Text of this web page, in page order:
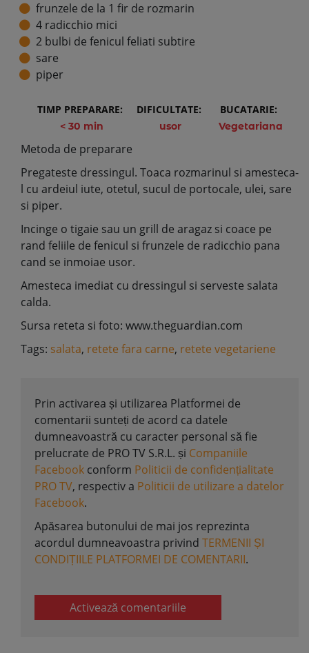
TIMP PREPARARE:
< 30 min
DIFICULTATE:
usor
BUCATARIE:
Vegetariana
Metoda de preparare
Pregateste dressingul. Toaca rozmarinul si amesteca-
l cu ardeiul iute, otetul, sucul de portocale, ulei, sare
si piper.
Incinge o tigaie sau un grill de aragaz si coace pe
rand feliile de fenicul si frunzele de radicchio pana
cand se inmoiae usor.
Amesteca imediat cu dressingul si serveste salata
calda.
Sursa reteta si foto: www.theguardian.com
Tags: salata, retete fara carne, retete vegetariene
Prin activarea și utilizarea Platformei de
comentarii sunteți de acord ca datele
dumneavoastră cu caracter personal să fie
prelucrate de PRO TV S.R.L. și Companiile
Facebook conform Politicii de confidențialitate
PRO TV, respectiv a Politicii de utilizare a datelor
Facebook.
Apăsarea butonului de mai jos reprezinta
acordul dumneavoastra privind TERMENII ȘI
CONDIȚIILE PLATFORMEI DE COMENTARII.
Activează comentariile
frunzele de la 1 fir de rozmarin
4 radicchio mici
2 bulbi de fenicul feliati subtire
sare
piper